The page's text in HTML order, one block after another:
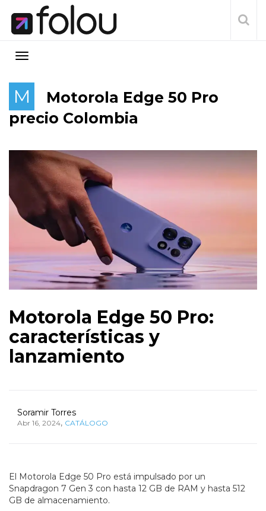
M
Motorola Edge 50 Pro
precio Colombia
Motorola Edge 50 Pro:
características y
lanzamiento
Soramir Torres
Abr 16, 2024, CATÁLOGO
El Motorola Edge 50 Pro está impulsado por un
Snapdragon 7 Gen 3 con hasta 12 GB de RAM y hasta 512
GB de almacenamiento.